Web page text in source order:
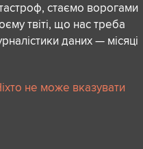
стаємо ворогами
твіті, що нас треба
даних — місяці
не може вказувати